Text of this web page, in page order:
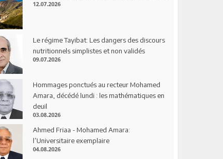
12.07.2026
Le régime Tayibat: Les dangers des discours
nutritionnels simplistes et non validés
09.07.2026
Hommages ponctués au recteur Mohamed
Amara, décédé lundi : les mathématiques en
deuil
03.08.2026
Ahmed Friaa - Mohamed Amara:
l’Universitaire exemplaire
04.08.2026